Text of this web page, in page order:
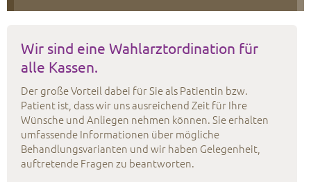
Wir sind eine Wahlarztordination für
alle Kassen.
Der große Vorteil dabei für Sie als Patientin bzw.
Patient ist, dass wir uns ausreichend Zeit für Ihre
Wünsche und Anliegen nehmen können. Sie erhalten
umfassende Informationen über mögliche
Behandlungsvarianten und wir haben Gelegenheit,
auftretende Fragen zu beantworten.